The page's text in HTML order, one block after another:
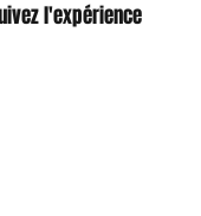
l'expérience